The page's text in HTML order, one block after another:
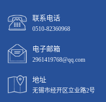
联系电话
0510-82360968
电子邮箱
2961419768@qq.com
地址
无锡市经开区立业路2号